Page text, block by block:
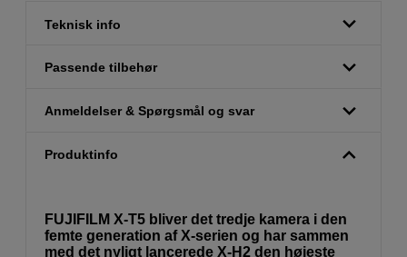
Teknisk info
Passende tilbehør
Anmeldelser & Spørgsmål og svar
Produktinfo
FUJIFILM X-T5 bliver det tredje kamera i den
femte generation af X-serien og har sammen
med det nyligt lancerede X-H2 den højeste